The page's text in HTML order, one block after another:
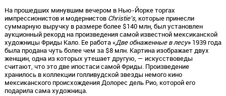
На прошедших минувшим вечером в Нью-Йорке торгах
импрессионистов и модернистов Christie’s, которые принесли
суммарную выручку в размере более $140 млн, был установлен
аукционный рекорд на произведения самой известной мексиканской
художницы Фриды Кало. Ее работа «Две обнаженные в лесу» 1939 года
была продана чуть более чем за $8 млн. Картина изображает двух
женщин, одна из которых утешает другую, — искусствоведы
считают, что это две ипостаси самой Фриды. Произведение
хранилось в коллекции голливудской звезды немого кино
мексиканского происхождения Долорес дель Рио, которой его
подарила сама художница.